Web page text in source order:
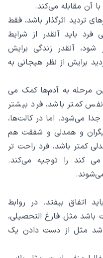
آن مقابله می‌کند.
تردید اثرگذار باشد، فقط
باید آنقدر از شرایط
شود، آنقدر زندگی برایش
برایش از نظر هیجانی به
مرحله به آدم‌ها کمک می
کمتر باشد، فرد بیشتر
می‌شود. اما در کالت‌ها،
و همدلی و شفقت هم
کمتر باشد، فرد راحت تر
می کند را توجیه می‌کند.
اتفاق بیفتد. در روابط
باشد مثل فارغ التحصیلی،
مثل از دست دادن یک